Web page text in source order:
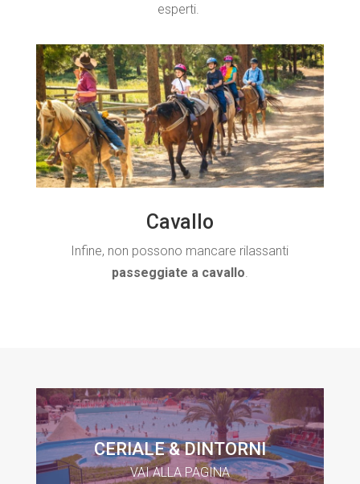
esperti.
Cavallo
Infine, non possono mancare rilassanti
passeggiate a cavallo.
CERIALE & DINTORNI
VAI ALLA PAGINA